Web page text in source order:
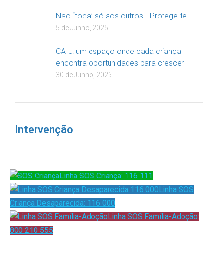
Não “toca” só aos outros… Protege-te
5 de Junho, 2025
CAIJ: um espaço onde cada criança
encontra oportunidades para crescer
30 de Junho, 2026
Intervenção
Linha SOS Criança: 116 111
Linha SOS
Criança Desaparecida: 116 000
Linha SOS Família-Adoção:
800 210 555